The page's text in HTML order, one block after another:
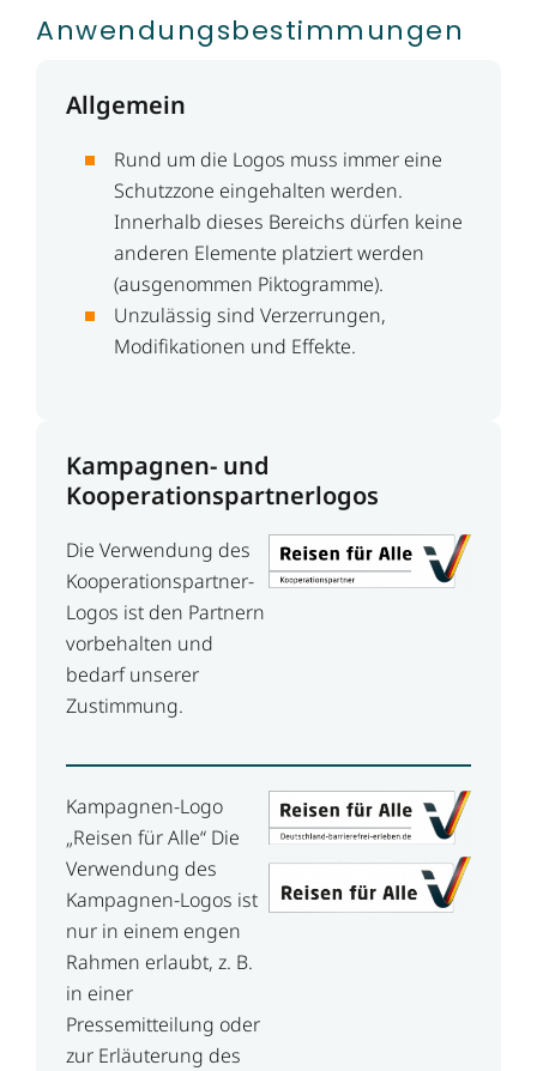
Anwendungs­bestimmungen
Allgemein
Rund um die Logos muss immer eine
Schutzzone eingehalten werden.
Innerhalb dieses Bereichs dürfen keine
anderen Elemente platziert werden
(ausgenommen Piktogramme).
Unzulässig sind Verzerrungen,
Modifikationen und Effekte.
Kampagnen- und
Kooperationspartnerlogos
Die Verwendung des
Kooperationspartner-
Logos ist den Partnern
vorbehalten und
bedarf unserer
Zustimmung.
Kampagnen-Logo
„Reisen für Alle“ Die
Verwendung des
Kampagnen-Logos ist
nur in einem engen
Rahmen erlaubt, z. B.
in einer
Pressemitteilung oder
zur Erläuterung des